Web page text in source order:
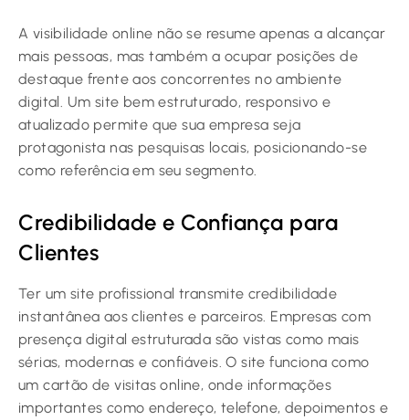
A visibilidade online não se resume apenas a alcançar
mais pessoas, mas também a ocupar posições de
destaque frente aos concorrentes no ambiente
digital. Um site bem estruturado, responsivo e
atualizado permite que sua empresa seja
protagonista nas pesquisas locais, posicionando-se
como referência em seu segmento.
Credibilidade e Confiança para
Clientes
Ter um site profissional transmite credibilidade
instantânea aos clientes e parceiros. Empresas com
presença digital estruturada são vistas como mais
sérias, modernas e confiáveis. O site funciona como
um cartão de visitas online, onde informações
importantes como endereço, telefone, depoimentos e